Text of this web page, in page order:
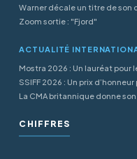
Warner décale un titre de son
Zoom sortie : "Fjord"
ACTUALITÉ
Mostra 2026 : Un lauréat pour
SSIFF 2026 : Un prix
La CMA britannique donne
CHIFFRES